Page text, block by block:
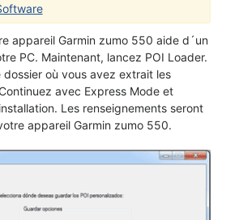
appareil Garmin zumo 550 aide d´un
PC. Maintenant, lancez POI Loader.
dossier où vous avez extrait les
avec Express Mode et
Les renseignements seront
appareil Garmin zumo 550.